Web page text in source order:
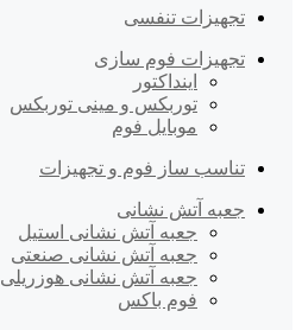
تجهیزات تنفسی
تجهیزات فوم سازی
اینداکتور
توربکس و مینی توربکس
موبایل فوم
تناسب ساز فوم و تجهیزات
جعبه آتش نشانی
جعبه آتش نشانی استیل
جعبه آتش نشانی صنعتی
جعبه آتش نشانی هوزریلی
فوم باکس